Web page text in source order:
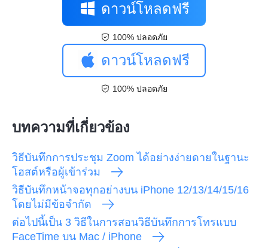
ดาวน์โหลดฟรี
100% ปลอดภัย
ดาวน์โหลดฟรี
100% ปลอดภัย
บทความที่เกี่ยวข้อง
วิธีบันทึกการประชุม Zoom ได้อย่างง่ายดายในฐานะ
โฮสต์หรือผู้เข้าร่วม
วิธีบันทึกหน้าจอทุกอย่างบน iPhone 12/13/14/15/16
โดยไม่มีข้อจำกัด
ต่อไปนี้เป็น 3 วิธีในการสอนวิธีบันทึกการโทรแบบ
FaceTime บน Mac / iPhone